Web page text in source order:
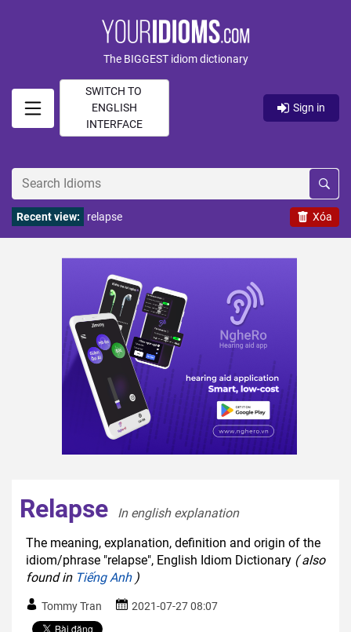
The BIGGEST idiom dictionary
SWITCH TO
ENGLISH
INTERFACE
Sign in
Xóa
Recent view: relapse
Relapse
In english explanation
The meaning, explanation, definition and origin of the
idiom/phrase "relapse", English Idiom Dictionary ( also
found in Tiếng Anh)
Tommy Tran 2021-07-27 08:07